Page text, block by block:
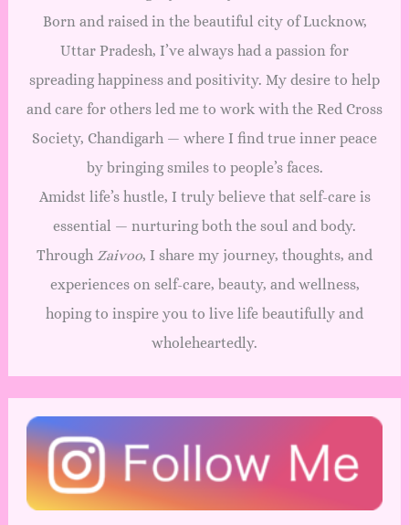
Born and raised in the beautiful city of Lucknow,
Uttar Pradesh, I’ve always had a passion for
spreading happiness and positivity. My desire to help
and care for others led me to work with the Red Cross
Society, Chandigarh — where I find true inner peace
by bringing smiles to people’s faces.
Amidst life’s hustle, I truly believe that self-care is
essential — nurturing both the soul and body.
Through Zaivoo, I share my journey, thoughts, and
experiences on self-care, beauty, and wellness,
hoping to inspire you to live life beautifully and
wholeheartedly.